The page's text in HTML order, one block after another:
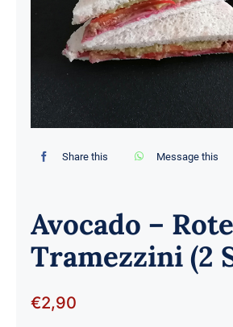
Share this Message this
Avocado –
Tramezzini (2
€2,90